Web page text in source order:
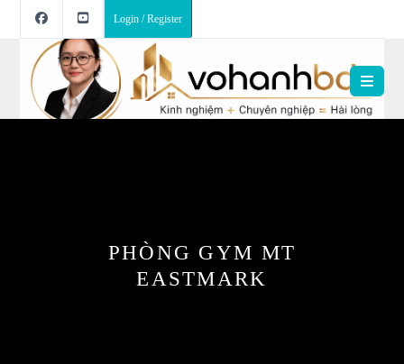
Login / Register
PHÒNG GYM MT
EASTMARK